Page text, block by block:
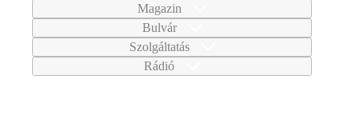
Magazin
Bulvár
Szolgáltatás
Rádió